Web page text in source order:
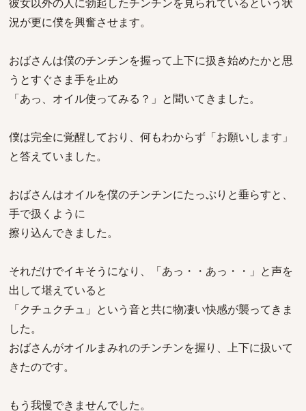
況が更に僕を興奮させます。
おばさんは僕のチンチンを握って上下に扱き始めたかと思
うとすぐさま手を止め
「あっ、オイル使ってみる？」と聞いてきました。
僕は完全に覚醒しており、何もわからず「お願いします」
と答えていました。
おばさんはオイルを僕のチンチンにたっぷりと垂らすと、
手で扱くように
擦り込んできました。
それだけでイキそうになり、「あっ・・あっ・・」と声を
出して堪えていると
「クチュクチュ」という音と共に物凄い快感が襲ってきま
した。
おばさんがオイルまみれのチンチンを握り、上下に扱いて
きたのです。
もう我慢できませんでした。